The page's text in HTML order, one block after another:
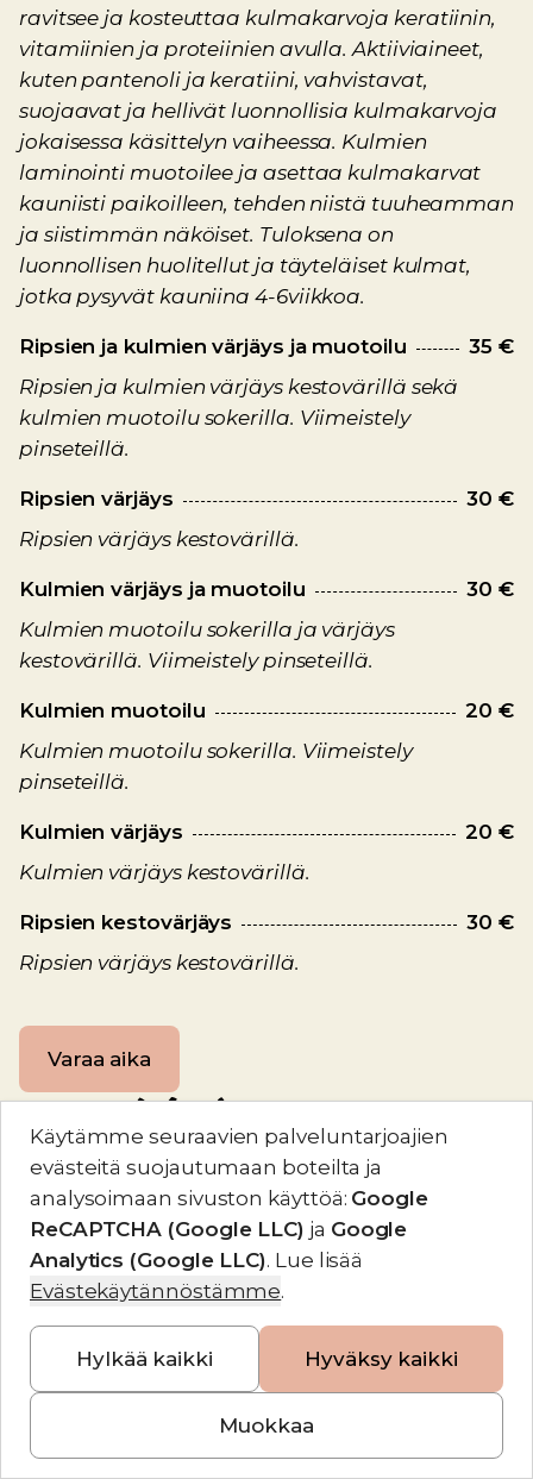
ravitsee ja kosteuttaa kulmakarvoja keratiinin,
vitamiinien ja proteiinien avulla. Aktiiviaineet,
kuten pantenoli ja keratiini, vahvistavat,
suojaavat ja hellivät luonnollisia kulmakarvoja
jokaisessa käsittelyn vaiheessa. Kulmien
laminointi muotoilee ja asettaa kulmakarvat
kauniisti paikoilleen, tehden niistä tuuheamman
ja siistimmän näköiset. Tuloksena on
luonnollisen huolitellut ja täyteläiset kulmat,
jotka pysyvät kauniina 4-6viikkoa.
Ripsien ja kulmien värjäys ja muotoilu
35 €
Ripsien ja kulmien värjäys kestovärillä sekä
kulmien muotoilu sokerilla. Viimeistely
pinseteillä.
Ripsien värjäys
30 €
Ripsien värjäys kestovärillä.
Kulmien värjäys ja muotoilu
30 €
Kulmien muotoilu sokerilla ja värjäys
kestovärillä. Viimeistely pinseteillä.
Kulmien muotoilu
20 €
Kulmien muotoilu sokerilla. Viimeistely
pinseteillä.
Kulmien värjäys
20 €
Kulmien värjäys kestovärillä.
Ripsien kestovärjäys
30 €
Ripsien värjäys kestovärillä.
Varaa aika
Vartalohoidot
Ammattitaitoisen kosmetologin suorittama
lempeä ja rentouttava hoito, joka on suunniteltu
hemmottelemaan sinua ja lievittämään stressiä.
Nämä hieronnat keskittyvät pehmeään,
rauhoittavaan kosketukseen
Käytämme seuraavien palveluntarjoajien
evästeitäsuojautumaan boteilta ja
analysoimaan sivuston käyttöä: Google
ReCAPTCHA (Google LLC) ja Google
Analytics (Google LLC). Lue lisää
Evästekäytännöstämme.
Hylkää kaikki Hyväksy kaikki
Muokkaa